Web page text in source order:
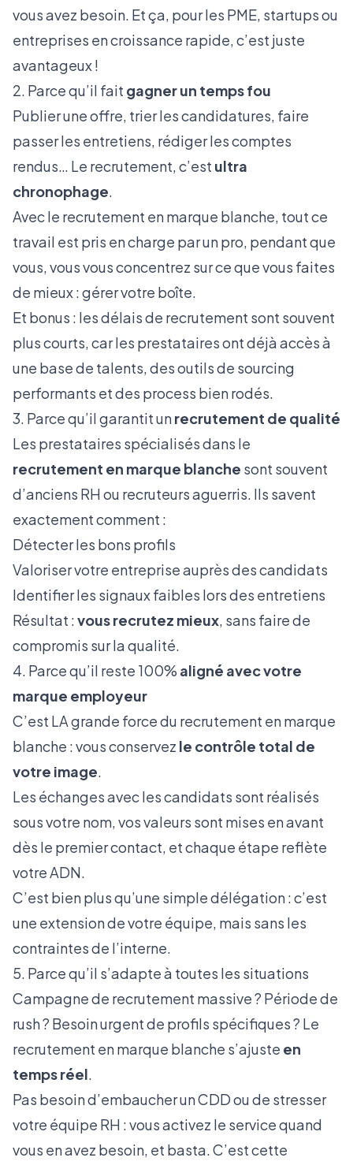
vous avez besoin. Et ça, pour les PME, startups ou
entreprises en croissance rapide, c’est juste
avantageux !
2. Parce qu’il fait gagner un temps fou
Publier une offre, trier les candidatures, faire
passer les entretiens, rédiger les comptes
rendus… Le recrutement, c’est ultra
chronophage.
Avec le recrutement en marque blanche, tout ce
travail est pris en charge par un pro, pendant que
vous, vous vous concentrez sur ce que vous faites
de mieux : gérer votre boîte.
Et bonus : les délais de recrutement sont souvent
plus courts, car les prestataires ont déjà accès à
une base de talents, des outils de sourcing
performants et des process bien rodés.
3. Parce qu’il garantit unrecrutement de qualité
Les prestataires spécialisés dans le
recrutement en marque blanche sont souvent
d’anciens RH ou recruteurs aguerris. Ils savent
exactement comment :
Détecter les bons profils
Valoriser votre entreprise auprès des candidats
Identifier les signaux faibles lors des entretiens
Résultat :vous recrutez mieux, sans faire de
compromis sur la qualité.
4. Parce qu’il reste 100% aligné avec votre
marque employeur
C’est LA grande force du recrutement en marque
blanche : vous conservez le contrôle total de
votre image.
Les échanges avec les candidats sont réalisés
sous votre nom, vos valeurs sont mises en avant
dès le premier contact, et chaque étape reflète
votre ADN.
C’est bien plus qu’une simple délégation : c’est
une extension de votre équipe, mais sans les
contraintes de l’interne.
5. Parce qu’il s’adapte à toutes les situations
Campagne de recrutement massive ? Période de
rush ? Besoin urgent de profils spécifiques ? Le
recrutement en marque blanche s’ajuste en
temps réel.
Pas besoin d’embaucher un CDD ou de stresser
votre équipe RH : vous activez le service quand
vous en avez besoin, et basta. C’est cette